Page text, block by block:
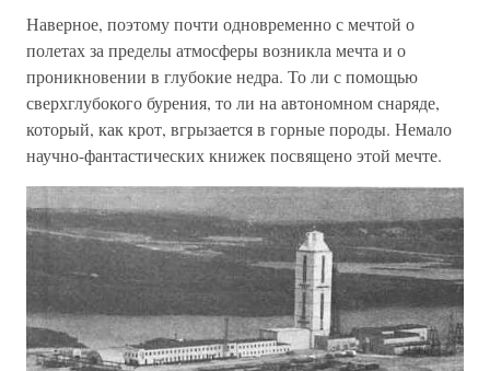
Наверное, поэтому почти одновременно с мечтой о
полетах за пределы атмосферы возникла мечта и о
проникновении в глубокие недра. То ли с помощью
сверхглубокого бурения, то ли на автономном снаряде,
который, как крот, вгрызается в горные породы. Немало
научно-фантастических книжек посвящено этой мечте.